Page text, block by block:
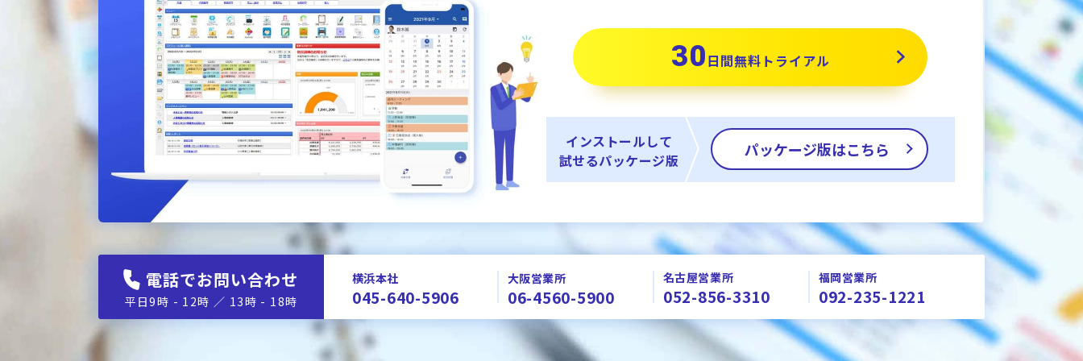
30日間無料トライアル
インストールして
試せるパッケージ版
パッケージ版はこちら
電話でお問い合わせ
平日9時 - 12時 ／ 13時 - 18時
横浜本社
045-640-5906
大阪営業所
06-4560-5900
名古屋営業所
052-856-3310
福岡営業所
092-235-1221